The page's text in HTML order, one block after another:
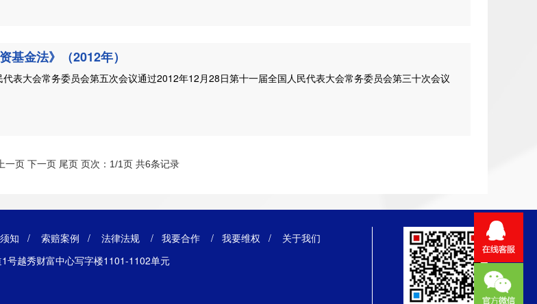
基金法》（2012年）
表大会常务委员会第五次会议通过2012年12月28日第十一届全国人民代表大会常务委员会第三十次会议
一页 下一页 尾页 页次：1/1页 共6条记录
知 / 索赔案例 / 法律法规 / 我要合作 / 我要维权 / 关于我们
号越秀财富中心写字楼1101-1102单元